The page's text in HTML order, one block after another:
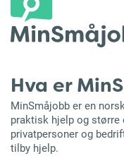
Hva er
MinSmåjobb er en
praktisk hjelp og større
privatpersoner og
tilby hjelp.